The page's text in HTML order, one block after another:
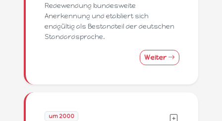
Redewendung bundesweite
Anerkennung und etabliert sich
endgültig als Bestandteil der deutschen
Standardsprache.
Weiter
um 2000